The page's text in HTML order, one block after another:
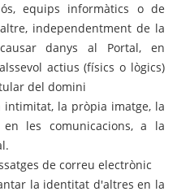
equips informàtics o de
independentment de la
danys al Portal, en
actius (físics o lògics)
del domini
la pròpia imatge, la
les comunicacions, a la
de correu electrònic
la identitat d'altres en la